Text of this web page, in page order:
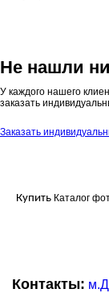
Не нашли
У каждого нашего
заказать
Заказать
Купить Каталог
Контакты: